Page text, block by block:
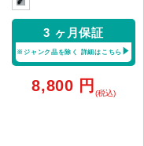
3 ヶ月保証
※ジャンク品を除く 詳細はこちら
8,800 円 (税込)